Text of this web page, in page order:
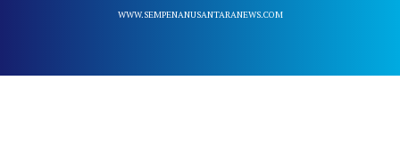
WWW.SEMPENANUSANTARANEWS.COM